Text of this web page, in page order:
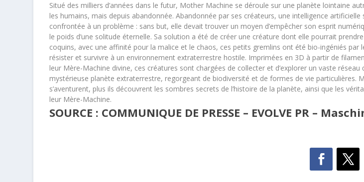
Situé des milliers d’années dans le futur, Mother Machine se déroule sur une planète lointaine
les humains, mais depuis abandonnée. Abandonnée par ses créateurs, une intelligence artificielle
confrontée à un problème : sans but, elle devait trouver un moyen d’empêcher son esprit
le poids d’une solitude éternelle. Sa solution a été de créer une créature dont elle pourrait
coquins, avec une affinité pour la malice et le chaos, ces petits gremlins ont été bio-ingéniés par
résister et survivre à un environnement extraterrestre hostile. Imprimées en 3D à partir de
leur Mère-Machine divine, ces créatures sont chargées de collecter et d’explorer un vaste réseau
mystérieuse planète extraterrestre, regorgeant de biodiversité et de formes de vie particulières.
s’aventurent, plus ils découvrent les sombres secrets de l’histoire de la planète, ainsi que les
leur Mère-Machine.
SOURCE : COMMUNIQUE DE PRESSE – EVOLVE PR –